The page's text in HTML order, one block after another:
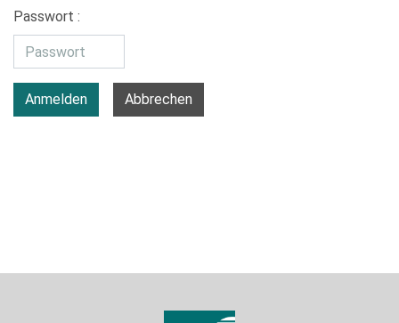
Passwort :
Anmelden Abbrechen